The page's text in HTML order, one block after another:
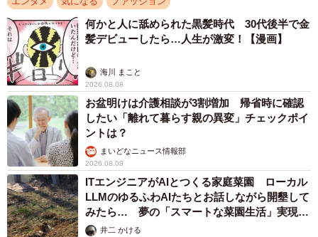
何かと人に舐められた黒髪時代 30代後半で金
髪デビューしたら…人生が激変！【漫画】
海川 まこと
2026.08.08
お盆明けは介護相談が3割増加 帰省時に確認
したい「離れて暮らす親の異変」チェックポイ
ントは？
まいどなニュース情報部
2026.08.08
ITエンジニアがAIとつくる家庭菜園 ローカル
LLMのゆるふわAIたちとお話しながら開墾して
みたら… 夢の「スマートな菜園生活」実現な
るか井二 かける